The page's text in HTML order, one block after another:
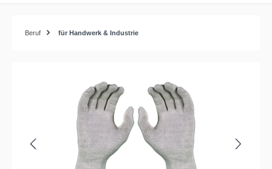
Beruf für Handwerk & Industrie
Bildergalerie überspringen